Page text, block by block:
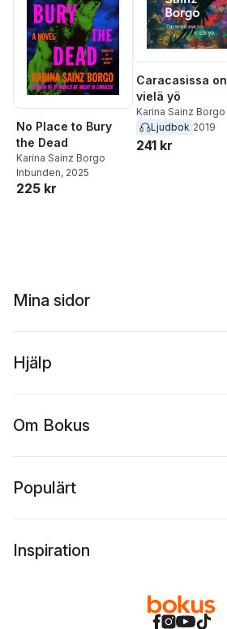
No Place to Bury
the Dead
Karina Sainz Borgo
Inbunden, 2025
225 kr
Caracasissa on
vielä yö
Karina Sainz Borgo
Ljudbok 2019
241 kr
Mina sidor
Hjälp
Om Bokus
Populärt
Inspiration